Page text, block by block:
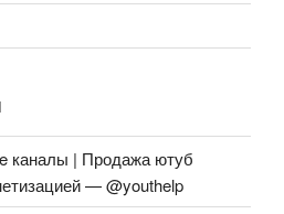
каналы | Продажа ютуб
— @youthelp